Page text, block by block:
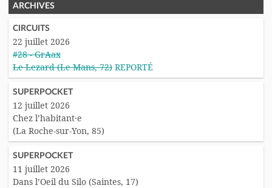
ARCHIVES
CIRCUITS
22 juillet 2026
#28 - GrAax
Le Lezard (Le Mans, 72) REPORTÉ
SUPERPOCKET
12 juillet 2026
Chez l’habitant·e
(La Roche-sur-Yon, 85)
SUPERPOCKET
11 juillet 2026
Dans l’Oeil du Silo (Saintes, 17)